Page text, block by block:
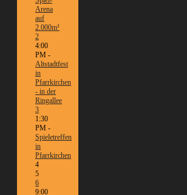
Arena
auf
2.000m²
2
4:00
PM -
Altstadtfest
in
Pfarrkirchen
- in der
Ringallee
3
1:30
PM -
Spieletreffen
in
Pfarrkirchen
4
5
6
9:00